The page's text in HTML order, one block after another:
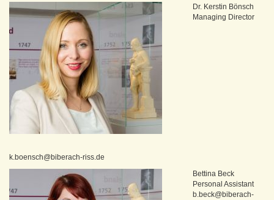
Dr. Kerstin Bönsch
Managing Director
k.boensch@biberach-riss.de
Bettina Beck
Personal Assistant
b.beck@biberach-